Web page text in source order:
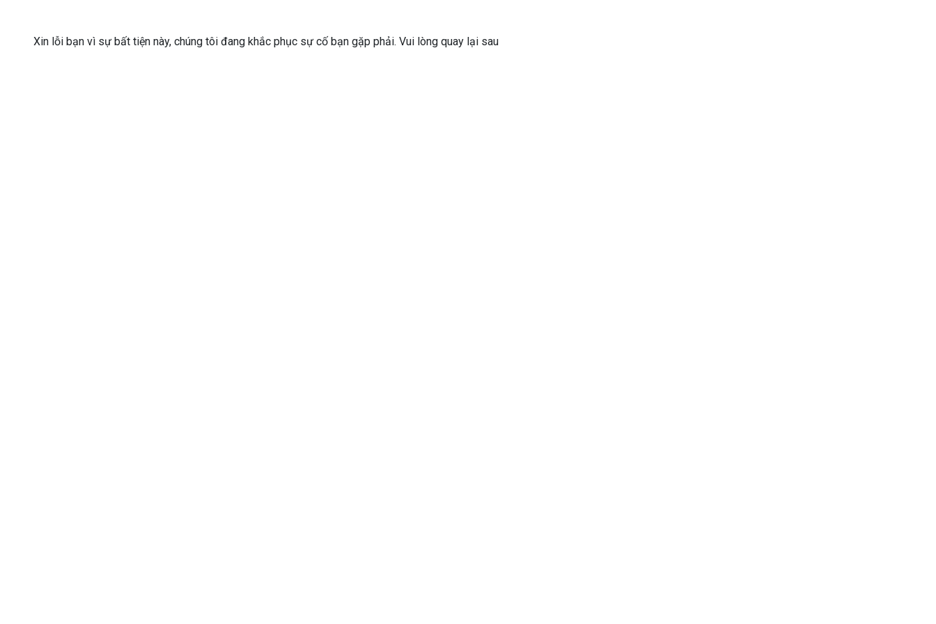
Xin lỗi bạn vì sự bất tiện này, chúng tôi đang khắc phục sự cố bạn gặp phải. Vui lòng quay lại sau